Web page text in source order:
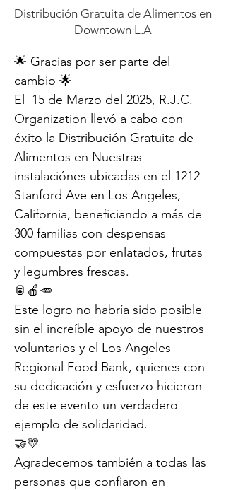
Distribución Gratuita de Alimentos en
Downtown L.A
🌟 Gracias por ser parte del
cambio 🌟
El  15 de Marzo del 2025, R.J.C.
Organization llevó a cabo con
éxito la Distribución Gratuita de
Alimentos en Nuestras
instalaciónes ubicadas en el 1212
Stanford Ave en Los Angeles,
California, beneficiando a más de
300 familias con despensas
compuestas por enlatados, frutas
y legumbres frescas.
🥫🍎🥕
Este logro no habría sido posible
sin el increíble apoyo de nuestros
voluntarios y el Los Angeles
Regional Food Bank, quienes con
su dedicación y esfuerzo hicieron
de este evento un verdadero
ejemplo de solidaridad.
🤝💛
Agradecemos también a todas las
personas que confiaron en